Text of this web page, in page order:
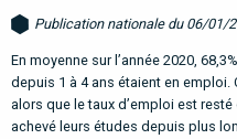
Publication nationale du 06/01/
En moyenne sur l’année 2020,
depuis 1 à 4 ans étaient en emploi.
alors que le taux d’emploi est
achevé leurs études depuis plus